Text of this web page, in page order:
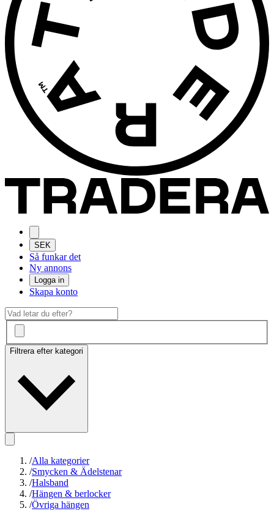
SEK
Så funkar det
Ny annons
Logga in
Skapa konto
Filtrera efter kategori
/Alla kategorier
/Smycken & Ädelstenar
/Halsband
/Hängen & berlocker
/Övriga hängen